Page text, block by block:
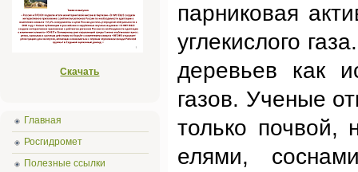
парниковая
углекислого
деревьев как
газов. Ученые
только почвой,
елями,
Скачать
Главная
Росгидромет
Полезные ссылки